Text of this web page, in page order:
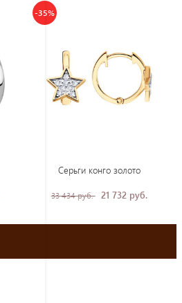
-35%
Серьги конго золото
33 434 руб. 21 732 руб.